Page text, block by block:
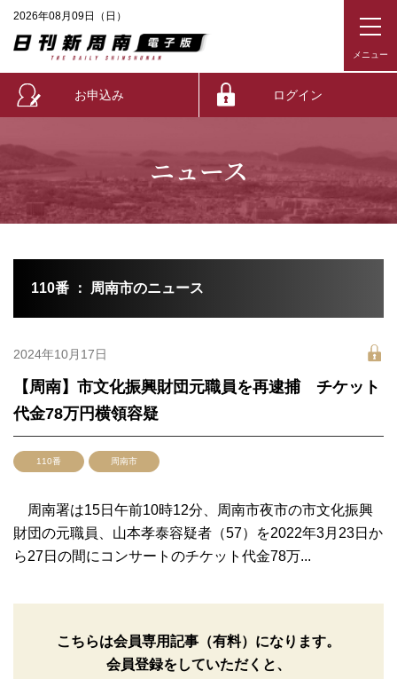
2026年08月09日（日）
お申込み ログイン
ニュース
110番 ： 周南市のニュース
2024年10月17日
【周南】市文化振興財団元職員を再逮捕 チケット
代金78万円横領容疑
110番 周南市
周南署は15日午前10時12分、周南市夜市の市文化振興
財団の元職員、山本孝泰容疑者（57）を2022年3月23日か
ら27日の間にコンサートのチケット代金78万...
こちらは会員専用記事（有料）になります。
会員登録をしていただくと、